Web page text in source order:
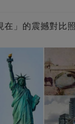
在」的震撼對比